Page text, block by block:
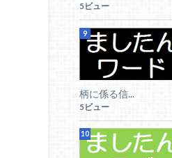
5ビュー
柄に係る信...
5ビュー